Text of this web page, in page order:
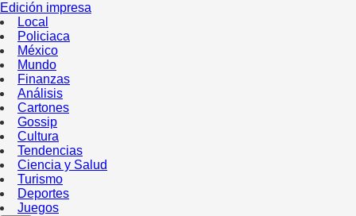
Edición impresa
Local
Policiaca
México
Mundo
Finanzas
Análisis
Cartones
Gossip
Cultura
Tendencias
Ciencia y Salud
Turismo
Deportes
Juegos